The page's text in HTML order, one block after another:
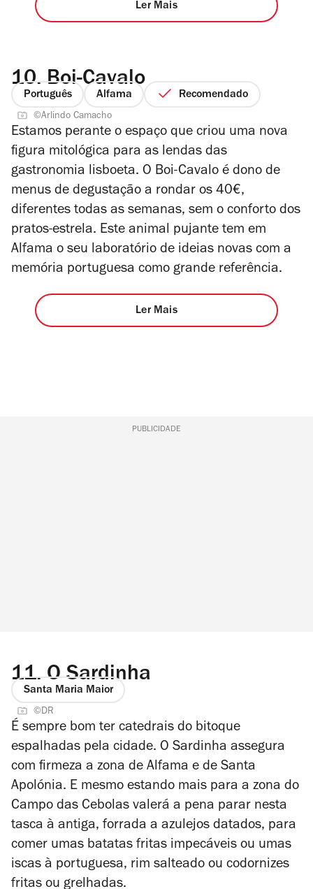
Ler Mais
10. Boi-Cavalo
Português Alfama Recomendado
©Arlindo Camacho
Estamos perante o espaço que criou uma nova
figura mitológica para as lendas das
gastronomia lisboeta. O Boi-Cavalo é dono de
menus de degustação a rondar os 40€,
diferentes todas as semanas, sem o conforto dos
pratos-estrela. Este animal pujante tem em
Alfama o seu laboratório de ideias novas com a
memória portuguesa como grande referência.
Ler Mais
PUBLICIDADE
11. O Sardinha
Santa Maria Maior
©DR
É sempre bom ter catedrais do bitoque
espalhadas pela cidade. O Sardinha assegura
com firmeza a zona de Alfama e de Santa
Apolónia. E mesmo estando mais para a zona do
Campo das Cebolas valerá a pena parar nesta
tasca à antiga, forrada a azulejos datados, para
comer umas batatas fritas impecáveis ou umas
iscas à portuguesa, rim salteado ou codornizes
fritas ou grelhadas.